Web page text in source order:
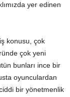
yer edinen
konusu, çok
çok yeni
bunları ince bir
oyunculardan
bir yönetmenlik